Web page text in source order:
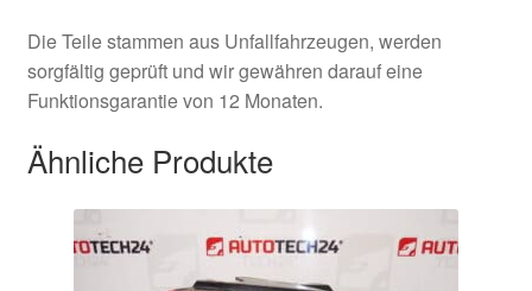
Die Teile stammen aus Unfallfahrzeugen, werden
sorgfältig geprüft und wir gewähren darauf eine
Funktionsgarantie von 12 Monaten.
Ähnliche Produkte